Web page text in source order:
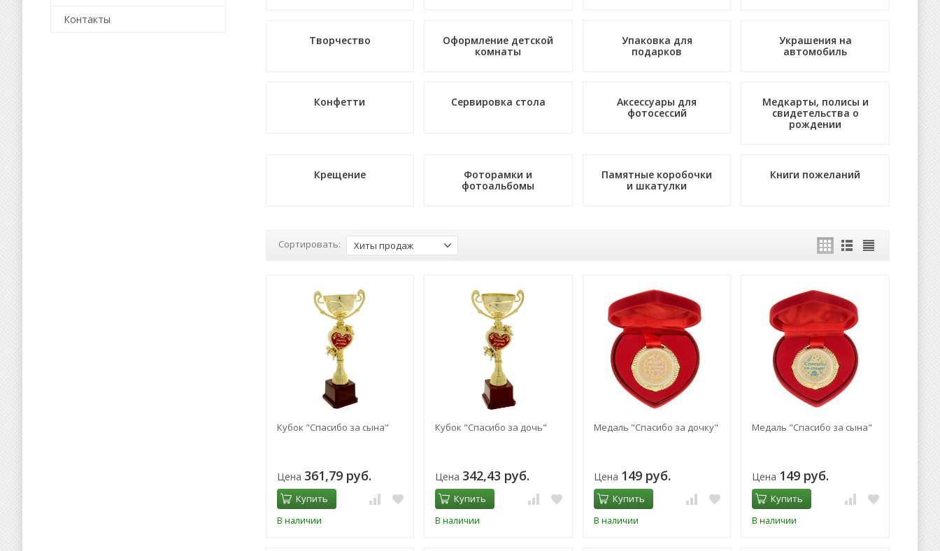
Творчество
Оформление детской
комнаты
Упаковка для
подарков
Украшения на
автомобиль
Конфетти Сервировка стола
Аксессуары для
фотосессий
Медкарты, полисы и
свидетельства о
рождении
Крещение
Фоторамки и
фотоальбомы
Памятные коробочки
и шкатулки
Книги пожеланий
Сортировать: Хиты продаж
Кубок "Спасибо за сына"
Цена 361,79 руб.
Купить
В наличии
Кубок "Спасибо за дочь"
Цена 342,43 руб.
Купить
В наличии
Медаль "Спасибо за дочку"
Цена 149 руб.
Купить
В наличии
Медаль "Спасибо за сына"
Цена 149 руб.
Купить
В наличии
Контакты